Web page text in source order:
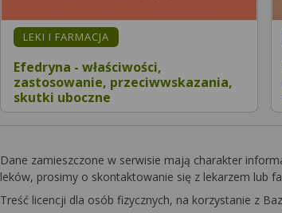
LEKI I FARMACJA
Efedryna - właściwości,
zastosowanie, przeciwwskazania,
skutki uboczne
Dane zamieszczone w serwisie mają charakter
leków, prosimy o skontaktowanie się z lekarzem lub
Treść licencji dla osób fizycznych, na korzystanie z